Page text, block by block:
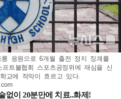
응원으로 6개월 출전 정지 징계를
트볼협회 스포츠공정위에 재심을 신
교에 적막이 흐르고 있다.